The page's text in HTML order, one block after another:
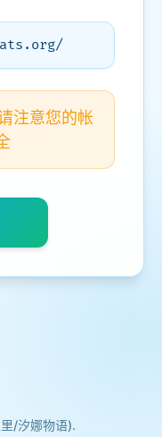
注意您的帐
/汐娜物语).